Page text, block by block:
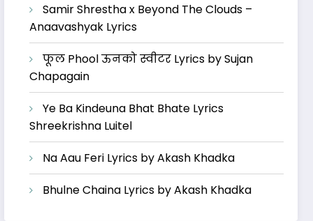
Samir Shrestha x Beyond The Clouds –
Anaavashyak Lyrics
फूल Phool ऊनको स्वीटर Lyrics by Sujan
Chapagain
Ye Ba Kindeuna Bhat Bhate Lyrics
Shreekrishna Luitel
Na Aau Feri Lyrics by Akash Khadka
Bhulne Chaina Lyrics by Akash Khadka